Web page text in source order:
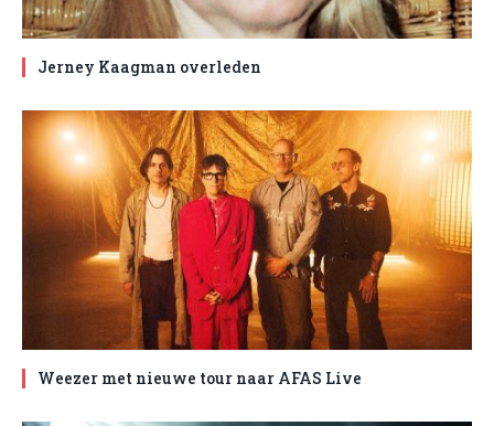
Jerney Kaagman overleden
Weezer met nieuwe tour naar AFAS Live